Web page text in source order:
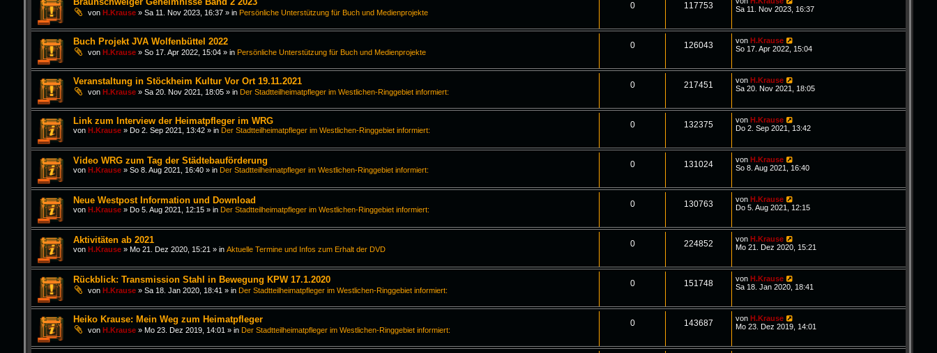
von H.Krause» Sa 11. Nov 2023, 16:37» in Persönliche Unterstützung für Buch und Medienprojekte
0 117753
Sa 11. Nov 2023, 16:37
Buch Projekt JVA Wolfenbüttel 2022
von H.Krause» So 17. Apr 2022, 15:04» in Persönliche Unterstützung für Buch und Medienprojekte
0 126043 vonH.Krause
So 17. Apr 2022, 15:04
Veranstaltung in Stöckheim Kultur Vor Ort 19.11.2021
von H.Krause» Sa 20. Nov 2021, 18:05» in Der Stadtteilheimatpfleger im Westlichen-Ringgebiet informiert:
0 217451 vonH.Krause
Sa 20. Nov 2021, 18:05
Link zum Interview der Heimatpfleger im WRG
von H.Krause» Do 2. Sep 2021, 13:42» in Der Stadtteilheimatpfleger im Westlichen-Ringgebiet informiert:
0 132375 vonH.Krause
Do 2. Sep 2021, 13:42
Video WRG zum Tag der Städtebauförderung
von H.Krause» So 8. Aug 2021, 16:40» in Der Stadtteilheimatpfleger im Westlichen-Ringgebiet informiert:
0 131024 vonH.Krause
So 8. Aug 2021, 16:40
Neue Westpost Information und Download
von H.Krause» Do 5. Aug 2021, 12:15» in Der Stadtteilheimatpfleger im Westlichen-Ringgebiet informiert:
0 130763 vonH.Krause
Do 5. Aug 2021, 12:15
Aktivitäten ab 2021
von H.Krause» Mo 21. Dez 2020, 15:21 » in Aktuelle Termine und Infos zum Erhalt der DVD
0 224852 vonH.Krause
Mo 21. Dez 2020, 15:21
Rückblick: Transmission Stahl in Bewegung KPW 17.1.2020
von H.Krause» Sa 18. Jan 2020, 18:41 » in Der Stadtteilheimatpfleger im Westlichen-Ringgebiet informiert:
0 151748 vonH.Krause
Sa 18. Jan 2020, 18:41
Heiko Krause: Mein Weg zum Heimatpfleger
von H.Krause» Mo 23. Dez 2019, 14:01 » in Der Stadtteilheimatpfleger im Westlichen-Ringgebiet informiert:
0 143687 vonH.Krause
Mo 23. Dez 2019, 14:01